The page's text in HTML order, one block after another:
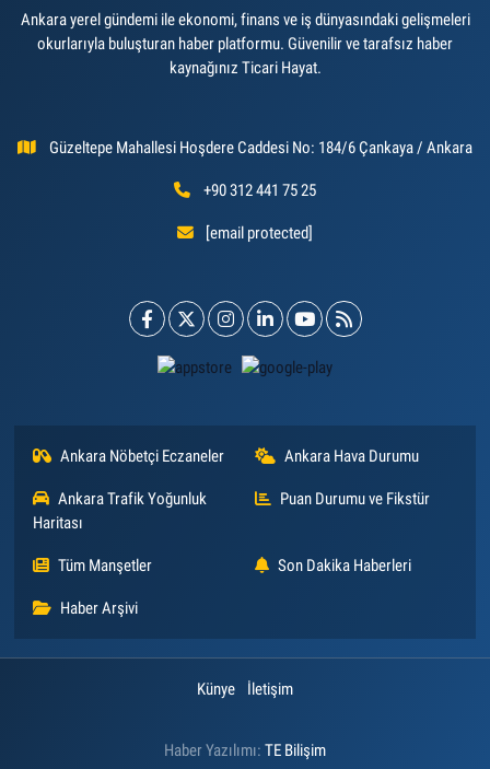
Ankara yerel gündemi ile ekonomi, finans ve iş dünyasındaki gelişmeleri
okurlarıyla buluşturan haber platformu. Güvenilir ve tarafsız haber
kaynağınız Ticari Hayat.
Güzeltepe Mahallesi Hoşdere Caddesi No: 184/6 Çankaya / Ankara
+90 312 441 75 25
[email protected]
Ankara Nöbetçi Eczaneler Ankara Hava Durumu
Ankara Trafik Yoğunluk
Haritası
Puan Durumu ve Fikstür
Tüm Manşetler Son Dakika Haberleri
Haber Arşivi
Künye İletişim
Haber Yazılımı: TE Bilişim